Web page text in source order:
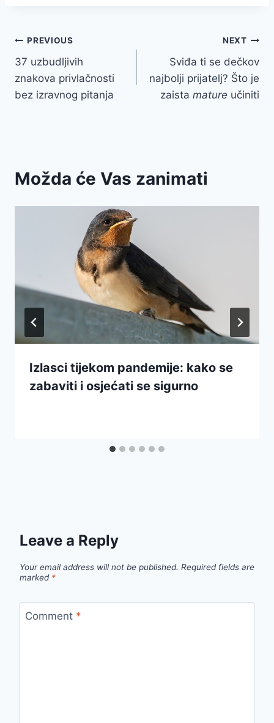
Post
navigation
PREVIOUS
37 uzbudljivih
znakova privlačnosti
bez izravnog pitanja
NEXT
Sviđa ti se dečkov
najbolji prijatelj? Što je
zaista mature učiniti
Možda će Vas zanimati
Izlasci tijekom pandemije: kako se
zabaviti i osjećati se sigurno
Leave a Reply
Your email address will not be published. Required fields are
marked *
Comment *